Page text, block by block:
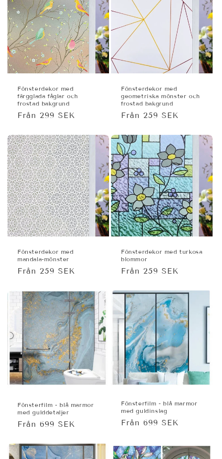
Fönsterdekor med
färgglada fåglar och
frostad bakgrund
Ordinarie
Från 299 SEK
Fönsterdekor med
geometriska mönster och
frostad bakgrund
Ordinarie
Från 259 SEK
Fönsterdekor med
mandala-mönster
Ordinarie
Från 259 SEK
Fönsterdekor med turkosa
blommor
Ordinarie
Från 259 SEK
Fönsterfilm - blå marmor
med gulddetaljer
Ordinarie
Från 699 SEK
Fönsterfilm - blå marmor
med guldinslag
Ordinarie
Från 699 SEK